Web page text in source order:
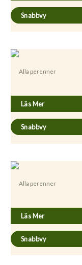
Snabbvy
Alla perenner
Läs Mer
Snabbvy
Alla perenner
Läs Mer
Snabbvy